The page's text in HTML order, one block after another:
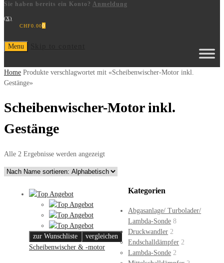
Sie haben bereits ein Konto? Anmeldung
(X)
CHF0.000
Menu
Home Produkte verschlagwortet mit «Scheibenwischer-Motor inkl.
Gestänge»
Scheibenwischer-Motor inkl.
Gestänge
Alle 2 Ergebnisse werden angezeigt
zur Wunschliste
vergleichen
Scheibenwischer & -motor
Kategorien
Abgasanlage/ Turbolader/
Lambda-Sonde 8
Druckwandler 2
Endschalldämpfer 2
Lambda-Sonde 2